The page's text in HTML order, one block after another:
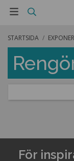
STARTSIDA /
För